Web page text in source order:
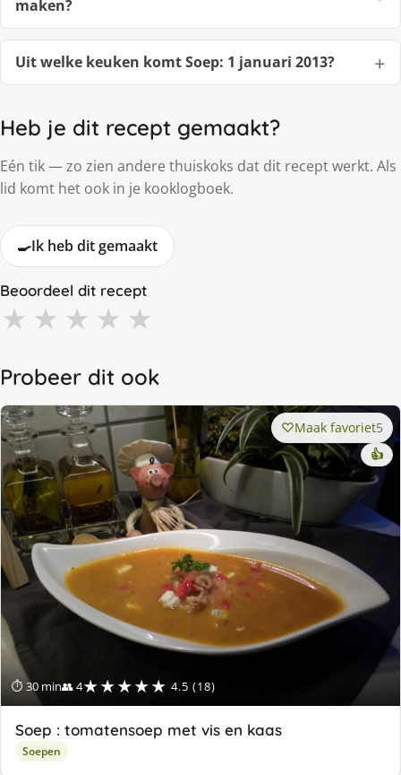
maken?
Uit welke keuken komt Soep: 1 januari 2013?
Heb je dit recept gemaakt?
Eén tik — zo zien andere thuiskoks dat dit recept werkt. Als
lid komt het ook in je kooklogboek.
🍳Ik heb dit gemaakt
Beoordeel dit recept
★ ★ ★ ★ ★
Probeer dit ook
⏱ 30 min👥 4★★★★★ 4.5 (18)
Maak favoriet5
👍
Soep : tomatensoep met vis en kaas
Soepen